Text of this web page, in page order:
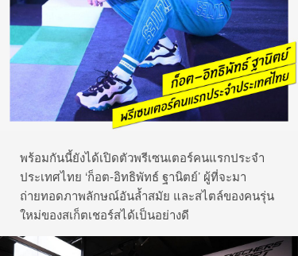
พร้อมกันนี้ยังได้เปิดตัวพรีเซนเตอร์คนแรกประจำ
ประเทศไทย ‘ก็อต-อิทธิพัทธ์ ฐานิตย์’ ผู้ที่จะมา
ถ่ายทอดภาพลักษณ์อันล้ำสมัย และสไตล์ของคนรุ่น
ใหม่ของสเก็ตเชอร์สได้เป็นอย่างดี